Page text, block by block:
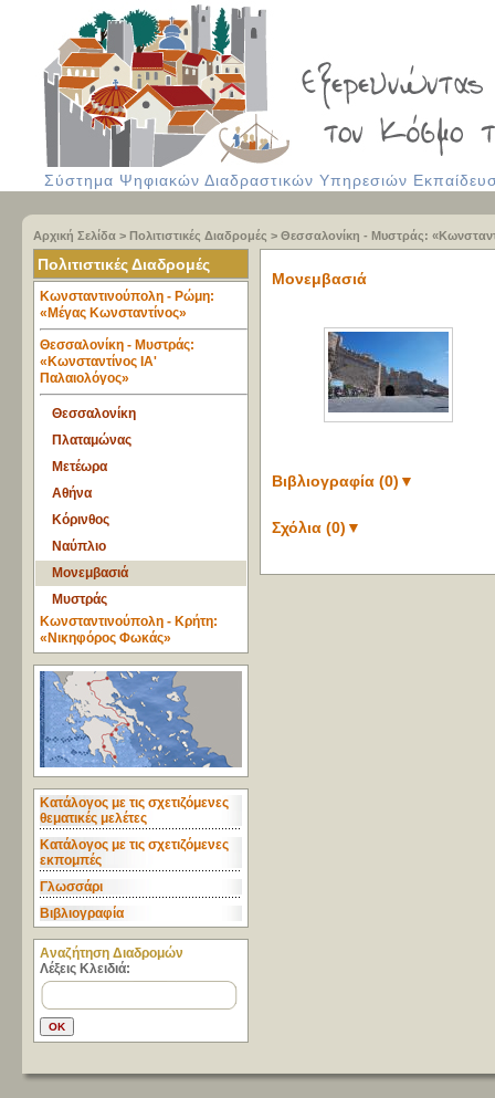
Σύστημα Ψηφιακών Διαδραστικών Υπηρεσιών
Αρχική Σελίδα > Πολιτιστικές Διαδρομές > Θεσσαλονίκη - Μυστράς:
Πολιτιστικές Διαδρομές
Κωνσταντινούπολη - Ρώμη:
«Μέγας Κωνσταντίνος»
Θεσσαλονίκη - Μυστράς:
«Κωνσταντίνος ΙΑ'
Παλαιολόγος»
Θεσσαλονίκη
Πλαταμώνας
Μετέωρα
Αθήνα
Κόρινθος
Ναύπλιο
Μονεμβασιά
Μυστράς
Κωνσταντινούπολη - Κρήτη:
«Νικηφόρος Φωκάς»
Κατάλογος με τις σχετιζόμενες
θεματικές μελέτες
Κατάλογος με τις σχετιζόμενες
εκπομπές
Γλωσσάρι
Βιβλιογραφία
Aναζήτηση Διαδρομών
Λέξεις Κλειδιά:
Μονεμβασιά
Βιβλιογραφία (0) ▼
Σχόλια (0) ▼